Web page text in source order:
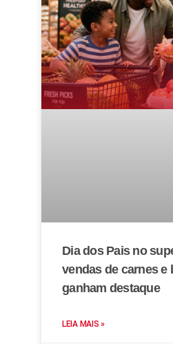
Dia dos Pais no
vendas de carnes e
ganham destaque
LEIA MAIS »